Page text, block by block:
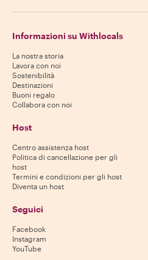
Informazioni su Withlocals
La nostra storia
Lavora con noi
Sostenibilità
Destinazioni
Buoni regalo
Collabora con noi
Host
Centro assistenza host
Politica di cancellazione per gli
host
Termini e condizioni per gli host
Diventa un host
Seguici
Facebook
Instagram
YouTube